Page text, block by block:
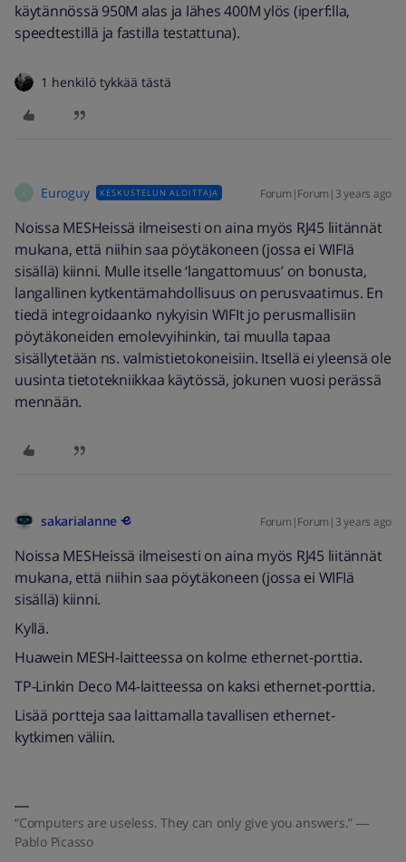
käytännössä 950M alas ja lähes 400M ylös (iperf:lla,
speedtestillä ja fastilla testattuna).
1 henkilö tykkää tästä
Euroguy KESKUSTELUN ALOITTAJA Forum|Forum|3 years ago
Noissa MESHeissä ilmeisesti on aina myös RJ45 liitännät
mukana, että niihin saa pöytäkoneen (jossa ei WIFIä
sisällä) kiinni. Mulle itselle ‘langattomuus’ on bonusta,
langallinen kytkentämahdollisuus on perusvaatimus. En
tiedä integroidaanko nykyisin WIFIt jo perusmallisiin
pöytäkoneiden emolevyihinkin, tai muulla tapaa
sisällytetään ns. valmistietokoneisiin. Itsellä ei yleensä ole
uusinta tietotekniikkaa käytössä, jokunen vuosi perässä
mennään.
sakarialanne Forum|Forum|3 years ago
Noissa MESHeissä ilmeisesti on aina myös RJ45 liitännät
mukana, että niihin saa pöytäkoneen (jossa ei WIFIä
sisällä) kiinni.
Kyllä.
Huawein MESH-laitteessa on kolme ethernet-porttia.
TP-Linkin Deco M4-laitteessa on kaksi ethernet-porttia.
Lisää portteja saa laittamalla tavallisen ethernet-
kytkimen väliin.
“Computers are useless. They can only give you answers.” ―
Pablo Picasso